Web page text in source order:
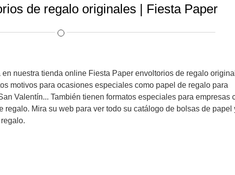
de regalo originales | Fiesta Paper
en nuestra tienda online Fiesta Paper envoltorios de regalo
motivos para ocasiones especiales como papel de regalo para
Valentín... También tienen formatos especiales para empresas
regalo. Mira su web para ver todo su catálogo de bolsas de papel